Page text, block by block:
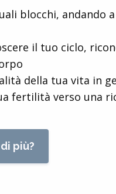
blocchi, andando
il tuo ciclo,
della tua vita in
fertilità verso una
più?